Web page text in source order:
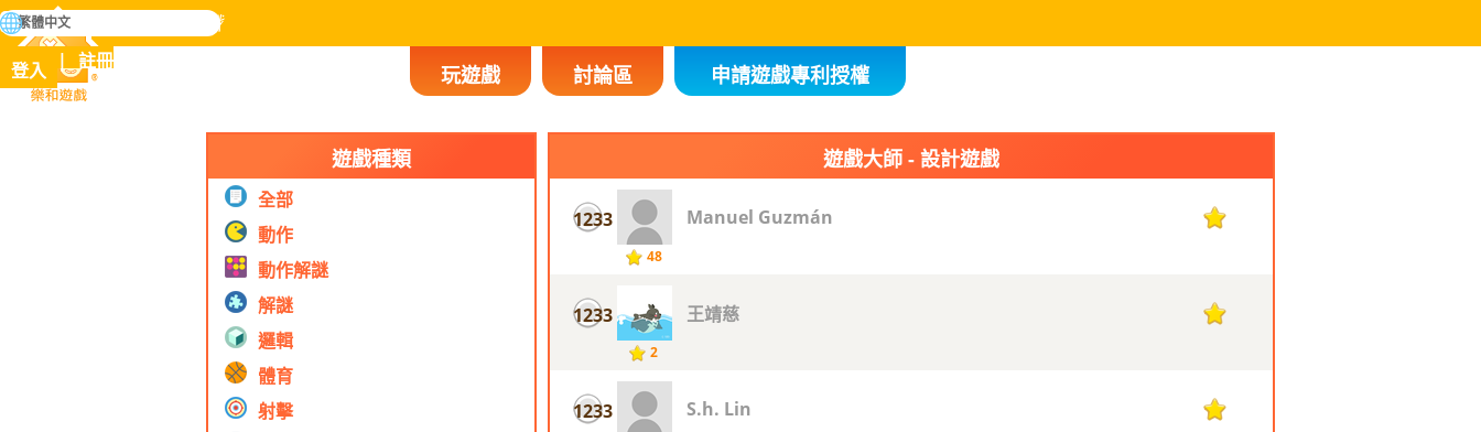
樂和遊戲
掌握人類歷史上所有遊戲
搜
尋
玩遊戲 討論區 申請遊戲專利授權
登入 註冊
繁體中文
遊戲種類
全部
動作
動作解謎
解謎
邏輯
體育
射擊
遊戲大師 - 設計遊戲
1233
48
Manuel Guzmán 1
1233
2
王靖慈 1
1233 S.h. Lin 1